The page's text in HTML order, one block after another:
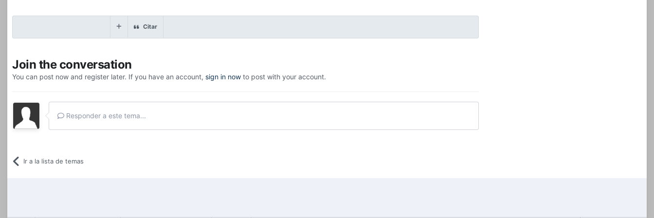
Citar
Join the conversation
You can post now and register later. If you have an account, sign in now to post with your account.
Responder a este tema...
Ir a la lista de temas